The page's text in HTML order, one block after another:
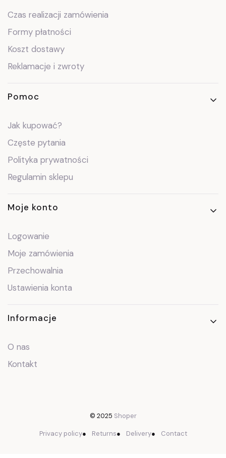
Czas realizacji zamówienia
Formy płatności
Koszt dostawy
Reklamacje i zwroty
Pomoc
Jak kupować?
Częste pytania
Polityka prywatności
Regulamin sklepu
Moje konto
Logowanie
Moje zamówienia
Przechowalnia
Ustawienia konta
Informacje
O nas
Kontakt
© 2025 Shoper
Privacy policy● Returns● Delivery● Contact